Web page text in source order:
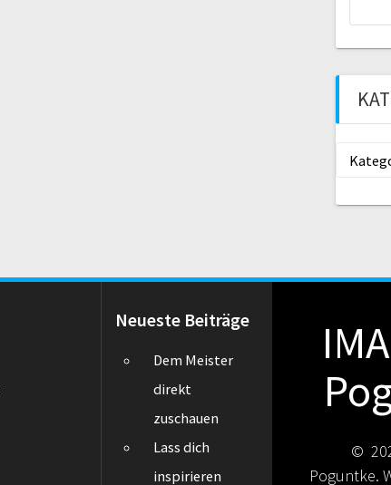
Neueste Beiträge
Dem Meister
direkt
zuschauen
Lass dich
inspirieren
©
Poguntke.